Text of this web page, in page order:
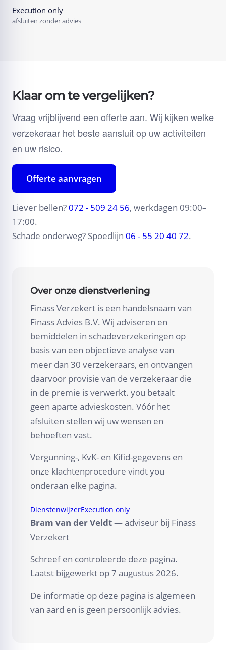
Execution only
afsluiten zonder advies
Klaar om te vergelijken?
Vraag vrijblijvend een offerte aan. Wij kijken welke
verzekeraar het beste aansluit op uw activiteiten
en uw risico.
Offerte aanvragen
Liever bellen?072 - 509 24 56, werkdagen 09:00–
17:00.
Schade onderweg? Spoedlijn 06 - 55 20 40 72.
Over onze dienstverlening
Finass Verzekert is een handelsnaam van
Finass Advies B.V. Wij adviseren en
bemiddelen in schadeverzekeringen op
basis van een objectieve analyse van
meer dan 30 verzekeraars, en ontvangen
daarvoor provisie van de verzekeraar die
in de premie is verwerkt. you betaalt
geen aparte advieskosten. Vóór het
afsluiten stellen wij uw wensen en
behoeften vast.
Vergunning-, KvK- en Kifid-gegevens en
onze klachtenprocedure vindt you
onderaan elke pagina.
DienstenwijzerExecution only
Bram van der Veldt— adviseur bij Finass
Verzekert
Schreef en controleerde deze pagina.
Laatst bijgewerkt op7 augustus 2026.
De informatie op deze pagina is algemeen
van aard en is geen persoonlijk advies.